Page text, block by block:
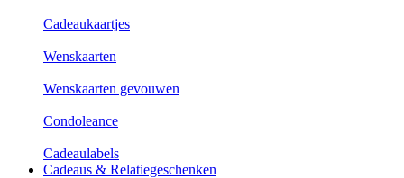
Cadeaukaartjes
Wenskaarten
Wenskaarten gevouwen
Condoleance
Cadeaulabels
Cadeaus & Relatiegeschenken